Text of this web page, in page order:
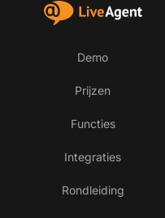
Demo
Prijzen
Functies
Integraties
Rondleiding